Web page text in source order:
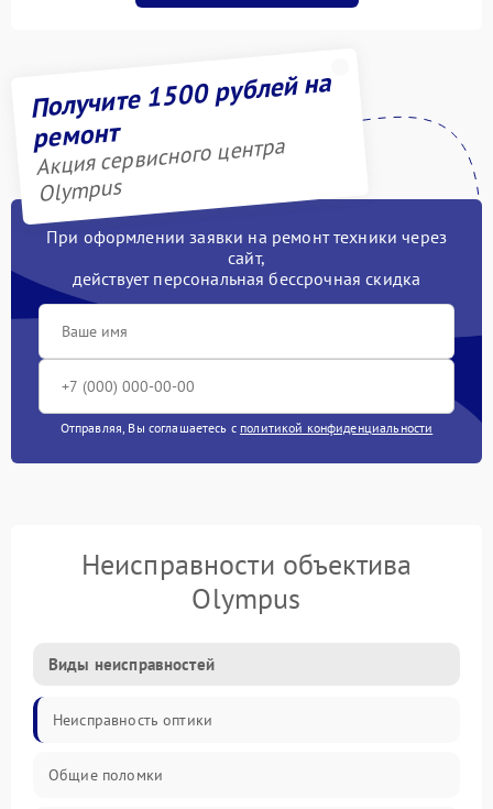
Получите 1500 рублей на
ремонт
Акция сервисного центра
Olympus
При оформлении заявки на ремонт техники через
сайт,
действует персональная бессрочная скидка
Отправляя, Вы соглашаетесь с политикой конфиденциальности
Неисправности объектива
Olympus
Виды неисправностей
Неисправность оптики
Общие поломки